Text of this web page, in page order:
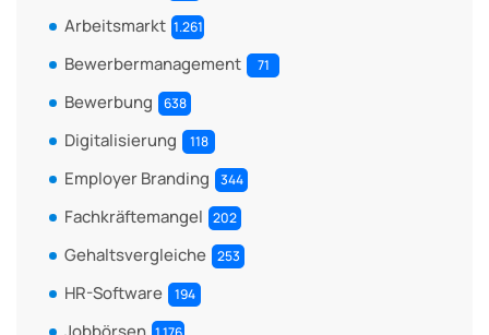
Arbeitsmarkt 1.261
Bewerbermanagement 71
Bewerbung 638
Digitalisierung 118
Employer Branding 344
Fachkräftemangel 202
Gehaltsvergleiche 253
HR-Software 194